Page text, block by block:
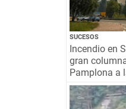
SUCESOS
Incendio en
gran
Pamplona a